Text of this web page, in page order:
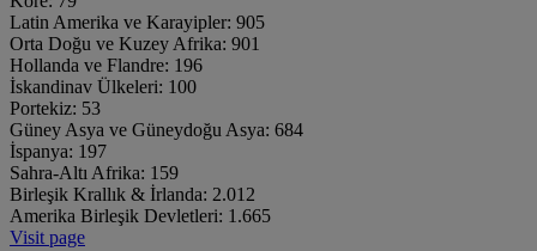
Latin Amerika ve Karayipler: 905
Orta Doğu ve Kuzey Afrika: 901
Hollanda ve Flandre: 196
İskandinav Ülkeleri: 100
Portekiz: 53
Güney Asya ve Güneydoğu Asya: 684
İspanya: 197
Sahra-Altı Afrika: 159
Birleşik Krallık & İrlanda: 2.012
Amerika Birleşik Devletleri: 1.665
Visit page